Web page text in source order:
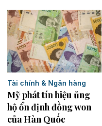
Tài chính & Ngân hàng
Mỹ phát tín hiệu ủng
hộ ổn định đồng won
của Hàn Quốc